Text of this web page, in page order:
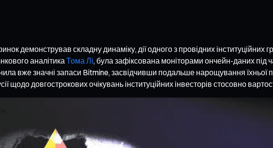
демонстрував складну динаміку, дії одного з провідних інституційних
аналітика Тома Лі, була зафіксована моніторами ончейн-даних під
вже значні запаси Bitmine, засвідчивши подальше нарощування їхньої
щодо довгострокових очікувань інституційних інвесторів стосовно